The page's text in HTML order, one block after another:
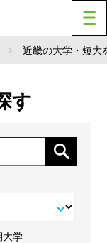
近畿の大学・短大
す
大学